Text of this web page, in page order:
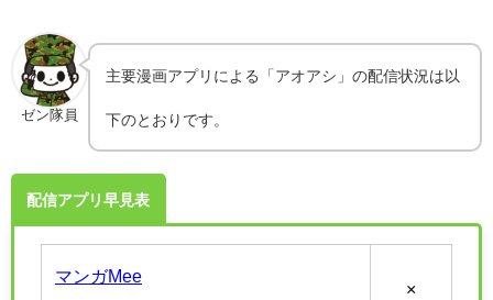
ゼン隊員
主要漫画アプリによる「アオアシ」の配信状況は以
下のとおりです。
配信アプリ早見表
マンガMee
×